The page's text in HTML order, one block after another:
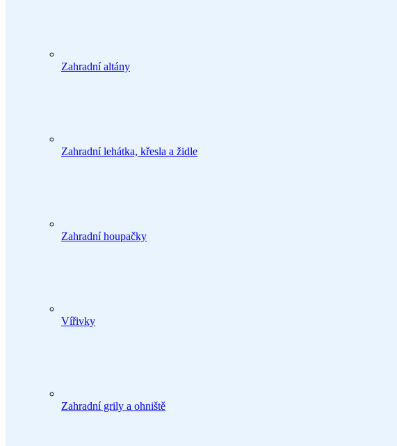
Zahradní altány
Zahradní lehátka, křesla a židle
Zahradní houpačky
Vířivky
Zahradní grily a ohniště